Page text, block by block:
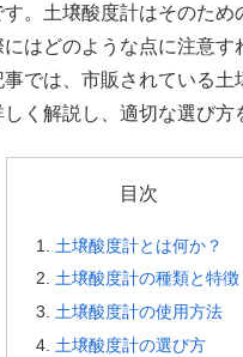
。土壌酸度計はそのため
はどのような点に注意す
事では、市販されている土
く解説し、適切な選び方
目次
土壌酸度計とは何か？
土壌酸度計の種類と特徴
土壌酸度計の使用方法
土壌酸度計の選び方